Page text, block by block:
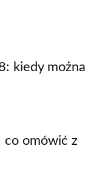
kiedy można
co omówić z